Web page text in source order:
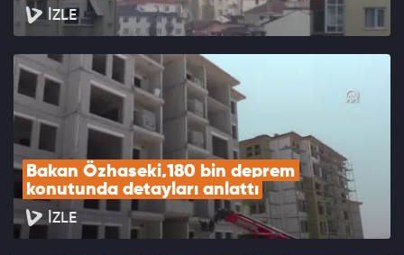
İZLE
Bakan Özhaseki,180 bin deprem
konutunda detayları anlattı
İZLE